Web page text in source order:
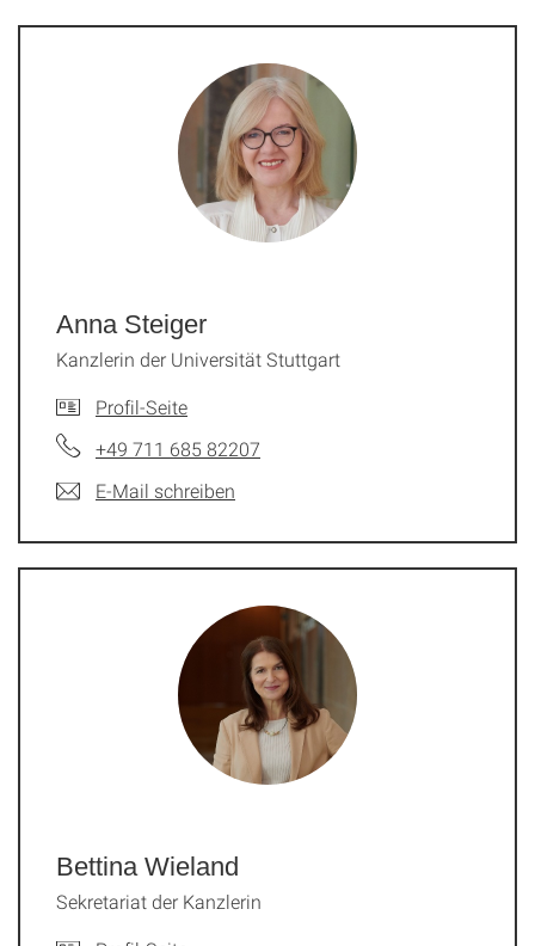
Anna Steiger
Kanzlerin der Universität Stuttgart
Profil-Seite
+49 711 685 82207
E-Mail schreiben
Bettina Wieland
Sekretariat der Kanzlerin